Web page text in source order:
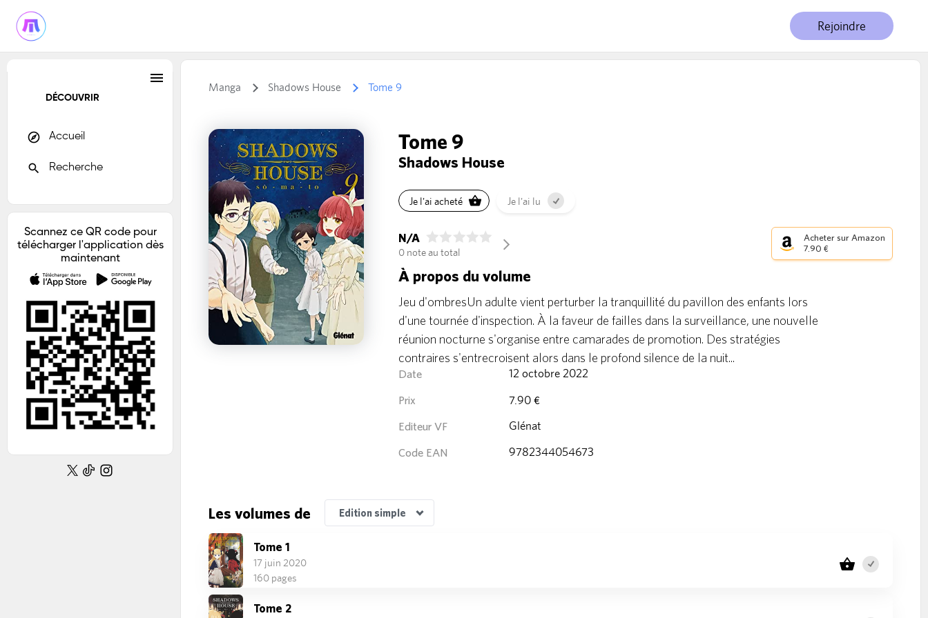
Rejoindre
menu
DÉCOUVRIR
explore Accueil
search Recherche
Scannez ce QR code pour
télécharger l'application dès
maintenant
Manga Shadows House Tome 9
Tome 9
Shadows House
Je l'ai acheté Je l'ai lu
N/A
0 note au total
arrow_forward_ios
Acheter sur Amazon
7.90 €
À propos du volume
Jeu d'ombresUn adulte vient perturber la tranquillité du pavillon des enfants lors
d'une tournée d'inspection. À la faveur de failles dans la surveillance, une nouvelle
réunion nocturne s'organise entre camarades de promotion. Des stratégies
contraires s'entrecroisent alors dans le profond silence de la nuit...
Date
12 octobre 2022
Prix
7.90 €
Editeur VF
Glénat
Code EAN
9782344054673
Les volumes de Edition simple
Tome 1
17 juin 2020
160 pages
Tome 2